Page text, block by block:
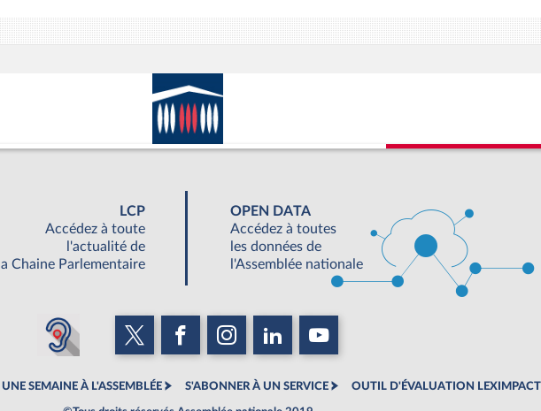
LCP
Accédez à toute
l'actualité de
la Chaine Parlementaire
OPEN DATA
Accédez à toutes
les données de
l'Assemblée nationale
UNE SEMAINE À L'ASSEMBLÉE S'ABONNER À UN SERVICE OUTIL D'ÉVALUATION LEXIMPACT